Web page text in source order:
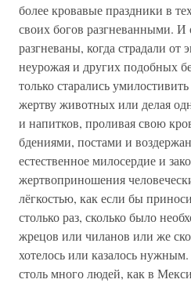
более кровавые праздники в
своих богов разгневанными. И
разгневаны, когда страдали от
неурожая и других подобных
только старались
жертву животных или делая
и напитков, проливая свою
бдениями, постами и
естественное милосердие и
жертвоприношения
лёгкостью, как если бы
столько раз, сколько было
жрецов или чиланов или же
хотелось или казалось
столь много людей, как в